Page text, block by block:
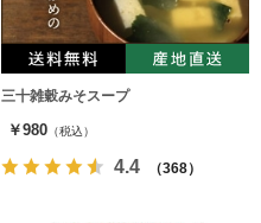
三十雑穀みそスープ
￥980 （税込）
4.4 （368）